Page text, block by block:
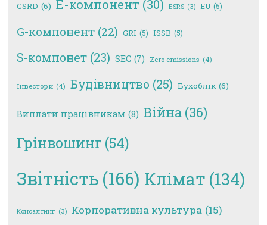
CSRD (6) E-компонент (30) ESRS (3) EU (5)
G-компонент (22) GRI (5) ISSB (5)
S-компонет (23) SEC (7) Zero emissions (4)
Інвестори (4) Будівництво (25) Бухоблік (6)
Виплати працівникам (8) Війна (36)
Грінвошинг (54)
Звітність (166) Клімат (134)
Консалтинг (3) Корпоративна культура (15)